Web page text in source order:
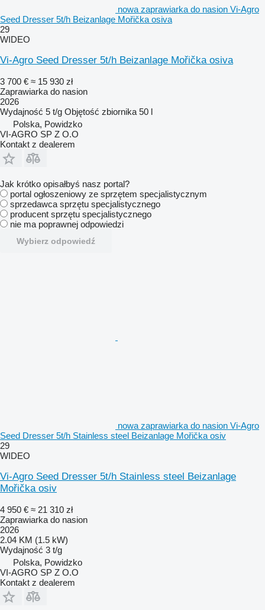
nowa zaprawiarka do nasion Vi-Agro
Seed Dresser 5t/h Beizanlage Mořička osiva
29
WIDEO
Vi-Agro Seed Dresser 5t/h Beizanlage Mořička osiva
3 700 € ≈ 15 930 zł
Zaprawiarka do nasion
2026
Wydajność 5 t/g Objętość zbiornika 50 l
Polska, Powidzko
VI-AGRO SP Z O.O
Kontakt z dealerem
Jak krótko opisałbyś nasz portal?
portal ogłoszeniowy ze sprzętem specjalistycznym
sprzedawca sprzętu specjalistycznego
producent sprzętu specjalistycznego
nie ma poprawnej odpowiedzi
Wybierz odpowiedź
nowa zaprawiarka do nasion Vi-Agro
Seed Dresser 5t/h Stainless steel Beizanlage Mořička osiv
29
WIDEO
Vi-Agro Seed Dresser 5t/h Stainless steel Beizanlage
Mořička osiv
4 950 € ≈ 21 310 zł
Zaprawiarka do nasion
2026
2.04 KM (1.5 kW)
Wydajność 3 t/g
Polska, Powidzko
VI-AGRO SP Z O.O
Kontakt z dealerem